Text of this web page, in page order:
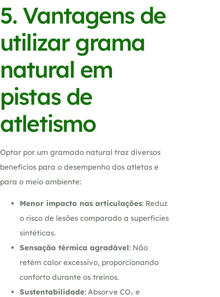
5. Vantagens de
utilizar grama
natural em
pistas de
atletismo
Optar por um gramado natural traz diversos
benefícios para o desempenho dos atletas e
para o meio ambiente:
Menor impacto nas articulações: Reduz
o risco de lesões comparado a superfícies
sintéticas.
Sensação térmica agradável: Não
retém calor excessivo, proporcionando
conforto durante os treinos.
Sustentabilidade: Absorve CO₂ e